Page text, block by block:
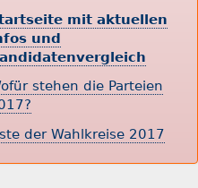
mit aktuellen
und
stehen die Parteien
der Wahlkreise 2017